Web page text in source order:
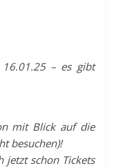
16.01.25 – es gibt
mit Blick auf die
besuchen)!
jetzt schon Tickets